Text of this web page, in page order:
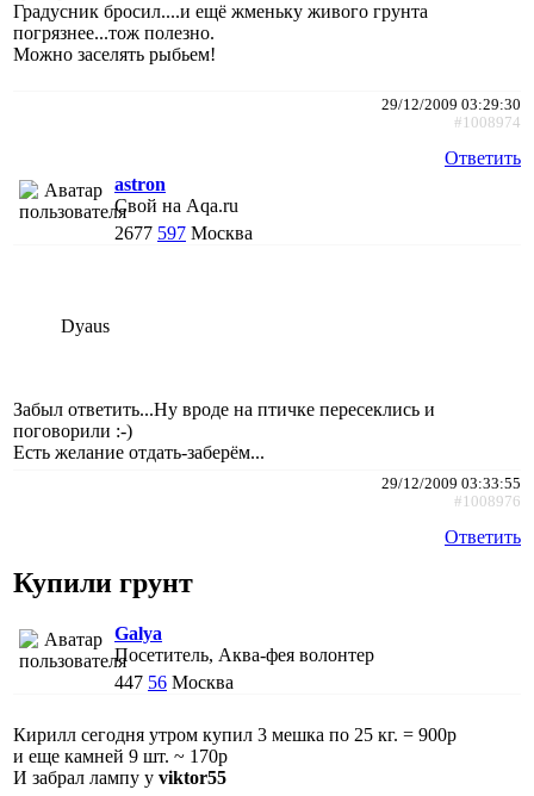
Градусник бросил....и ещё жменьку живого грунта
погрязнее...тож полезно.
Можно заселять рыбьем!
29/12/2009 03:29:30
#1008974
Ответить
astron
Свой на Aqa.ru
2677 597 Москва
Dyaus
Забыл ответить...Ну вроде на птичке пересеклись и
поговорили :-)
Есть желание отдать-заберём...
29/12/2009 03:33:55
#1008976
Ответить
Купили грунт
Galya
Посетитель, Аква-фея волонтер
447 56 Москва
Кирилл сегодня утром купил 3 мешка по 25 кг. = 900р
и еще камней 9 шт. ~ 170р
И забрал лампу у viktor55